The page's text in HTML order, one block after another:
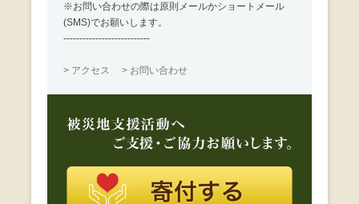
※お問い合わせの際は原則メールかショートメール
(SMS)でお願いします。
---------------------------
> アクセス > お問い合わせ